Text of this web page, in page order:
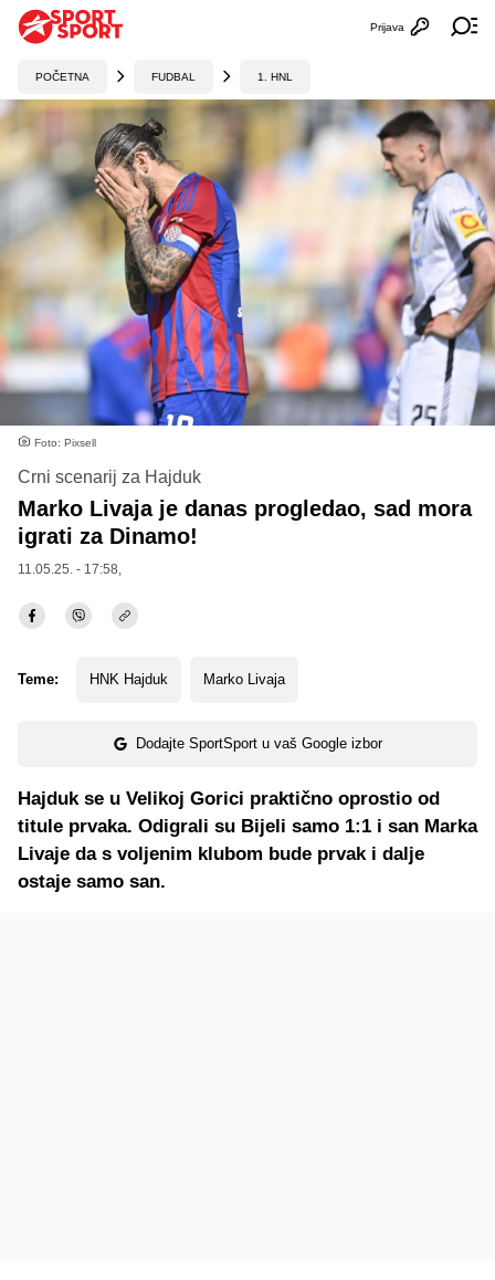
Otvori
Prijava
POČETNA FUDBAL 1. HNL
Foto: Pixsell
Crni scenarij za Hajduk
Marko Livaja je danas progledao, sad mora
igrati za Dinamo!
11.05.25. - 17:58,
Teme: HNK Hajduk Marko Livaja
Dodajte SportSport u vaš Google izbor
Hajduk se u Velikoj Gorici praktično oprostio od
titule prvaka. Odigrali su Bijeli samo 1:1 i san Marka
Livaje da s voljenim klubom bude prvak i dalje
ostaje samo san.